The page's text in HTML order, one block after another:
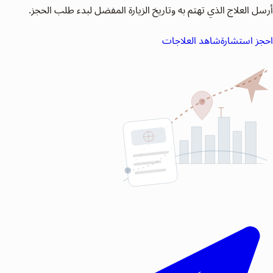
أرسل العلاج الذي تهتم به وتاريخ الزيارة المفضل لبدء طلب الحجز.
احجز استشارةشاهد العلاجات